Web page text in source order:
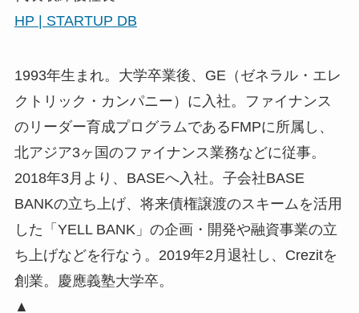
Crezit, Inc.【10時32分頃登壇予定】